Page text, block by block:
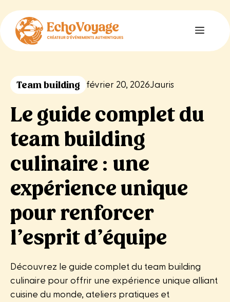
au
contenu
Menu
Team building février 20, 2026Jauris
Le guide complet du
team building
culinaire : une
expérience unique
pour renforcer
l’esprit d’équipe
Découvrez le guide complet du team building
culinaire pour offrir une expérience unique alliant
cuisine du monde, ateliers pratiques et